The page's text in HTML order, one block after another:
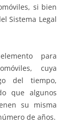
si bien
Sistema Legal
para
cuya
del tiempo,
que algunos
su misma
de años.